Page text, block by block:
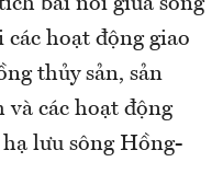
bãi nổi giữa sông
các hoạt động giao
thủy sản, sản
và các hoạt động
lưu sông Hồng-